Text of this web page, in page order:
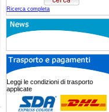
Ricerca completa
Leggi le condizioni di trasporto
applicate